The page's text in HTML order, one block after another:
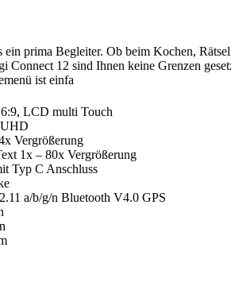
ein prima Begleiter. Ob beim Kochen,
Connect 12 sind Ihnen keine Grenzen
ist einfa
LCD multi Touch
Vergrößerung
1x – 80x Vergrößerung
Typ C Anschluss
a/b/g/n Bluetooth V4.0 GPS